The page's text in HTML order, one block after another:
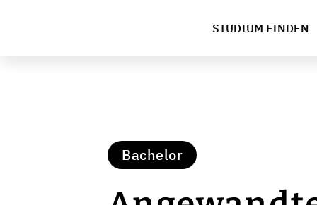
STUDIUM FINDEN
Bachelor